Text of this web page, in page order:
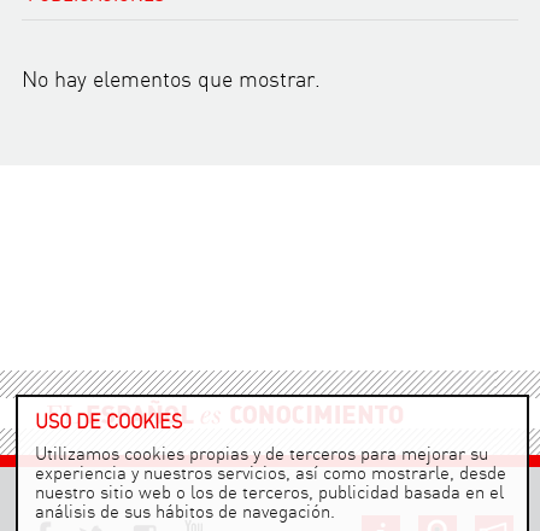
No hay elementos que mostrar.
USO DE COOKIES
Utilizamos cookies propias y de terceros para mejorar su
experiencia y nuestros servicios, así como mostrarle, desde
nuestro sitio web o los de terceros, publicidad basada en el
análisis de sus hábitos de navegación.